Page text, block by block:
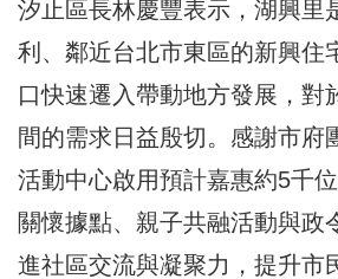
汐止區長林慶豐表示，湖興里
利、鄰近台北市東區的新興住
口快速遷入帶動地方發展，對
間的需求日益殷切。感謝市府
活動中心啟用預計嘉惠約5千
關懷據點、親子共融活動與政
進社區交流與凝聚力，提升市